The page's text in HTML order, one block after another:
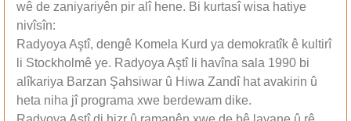
wê de zaniyariyên pir alî hene. Bi kurtasî wisa hatiye
nivîsîn:
Radyoya Aştî, dengê Komela Kurd ya demokratîk ê kultirî
li Stockholmê ye. Radyoya Aştî li havîna sala 1990 bi
alîkariya Barzan Şahsiwar û Hiwa Zandî hat avakirin û
heta niha jî programa xwe berdewam dike.